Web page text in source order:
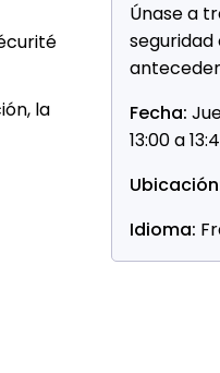
la
Únase a
los
incidentes
Fecha:
13:00 a
Idioma: